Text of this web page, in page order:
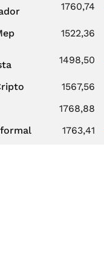
1760,74
1522,36
1498,50
1567,56
1768,88
1763,41